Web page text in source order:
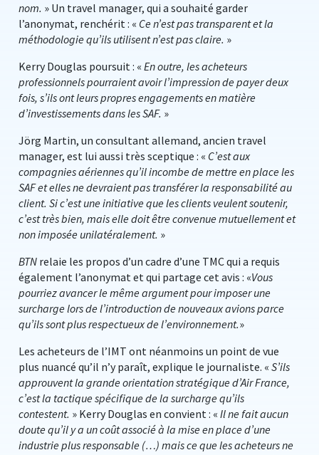
nom. » Un travel manager, qui a souhaité garder
l’anonymat, renchérit : « Ce n’est pas transparent et la
méthodologie qu’ils utilisent n’est pas claire. »
Kerry Douglas poursuit : « En outre, les acheteurs
professionnels pourraient avoir l’impression de payer deux
fois, s’ils ont leurs propres engagements en matière
d’investissements dans les SAF. »
Jörg Martin, un consultant allemand, ancien travel
manager, est lui aussi très sceptique : « C’est aux
compagnies aériennes qu’il incombe de mettre en place les
SAF et elles ne devraient pas transférer la responsabilité au
client. Si c’est une initiative que les clients veulent soutenir,
c’est très bien, mais elle doit être convenue mutuellement et
non imposée unilatéralement. »
BTN relaie les propos d’un cadre d’une TMC qui a requis
également l’anonymat et qui partage cet avis : «Vous
pourriez avancer le même argument pour imposer une
surcharge lors de l’introduction de nouveaux avions parce
qu’ils sont plus respectueux de l’environnement.»
Les acheteurs de l’IMT ont néanmoins un point de vue
plus nuancé qu’il n’y paraît, explique le journaliste. « S’ils
approuvent la grande orientation stratégique d’Air France,
c’est la tactique spécifique de la surcharge qu’ils
contestent. » Kerry Douglas en convient : « Il ne fait aucun
doute qu’il y a un coût associé à la mise en place d’une
industrie plus responsable (…) mais ce que les acheteurs ne